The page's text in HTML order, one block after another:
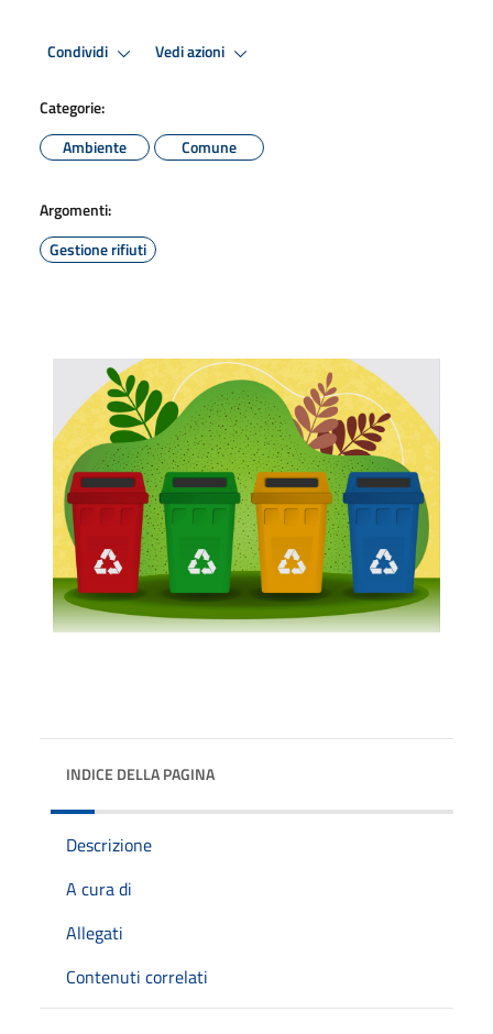
Condividi Vedi azioni
Categorie:
Ambiente
Comune
Argomenti:
Gestione rifiuti
INDICE DELLA PAGINA
Descrizione
A cura di
Allegati
Contenuti correlati